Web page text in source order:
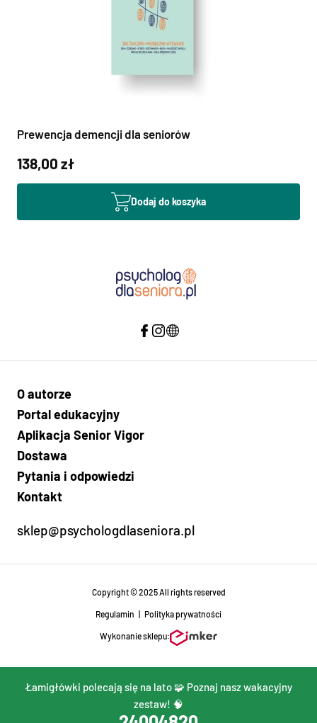
Prewencja demencji dla seniorów
138,00 zł
Dodaj do koszyka
O autorze
Portal edukacyjny
Aplikacja Senior Vigor
Dostawa
Pytania i odpowiedzi
Kontakt
sklep@psychologdlaseniora.pl
Copyright © 2025 All rights reserved
Regulamin | Polityka prywatności
Wykonanie sklepu:
Łamigłówki polecają się na lato 🧩 Poznaj nasz wakacyjny
zestaw! 🧠